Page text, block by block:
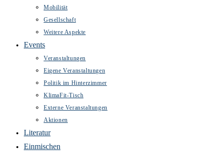
Mobilität
Gesellschaft
Weitere Aspekte
Events
Veranstaltungen
Eigene Veranstaltungen
Politik im Hinterzimmer
KlimaFit-Tisch
Externe Veranstaltungen
Aktionen
Literatur
Einmischen